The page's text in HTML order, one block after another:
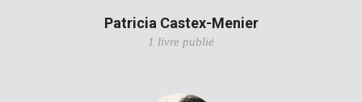
Patricia Castex-Menier
1 livre publié